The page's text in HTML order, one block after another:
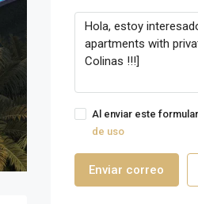
Al enviar este
de uso
Enviar correo